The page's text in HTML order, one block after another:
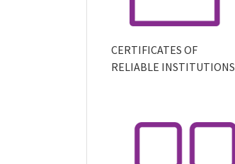
CERTIFICATES OF
RELIABLE INSTITUTIONS